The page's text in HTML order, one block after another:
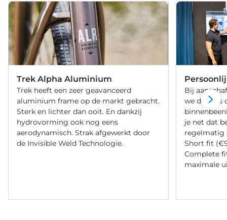
Trek Alpha Aluminium
Trek heeft een zeer geavanceerd
aluminium frame op de markt gebracht.
Sterk en lichter dan ooit. En dankzij
hydrovorming ook nog eens
aerodynamisch. Strak afgewerkt door
de Invisible Weld Technologie.
Bij
we de fiets
je net dat
regelmatig
Short fit
Complete
maximale